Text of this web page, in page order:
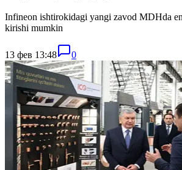
Infineon ishtirokidagi yangi zavod MDHda
kirishi mumkin
13 фев 13:48 0